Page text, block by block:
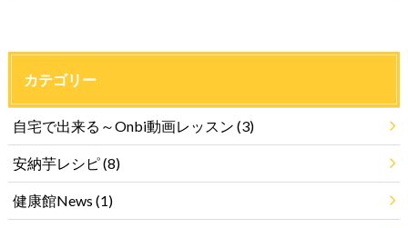
カテゴリー
自宅で出来る～Onbi動画レッスン (3)
安納芋レシピ(8)
健康館News (1)